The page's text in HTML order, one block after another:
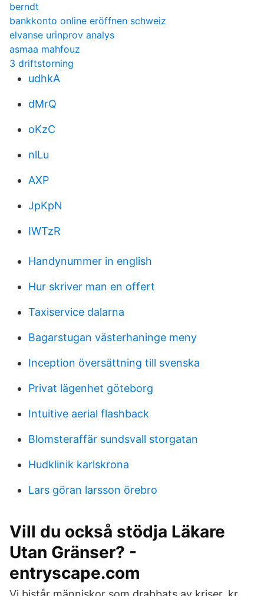
berndt
bankkonto online eröffnen schweiz
elvanse urinprov analys
asmaa mahfouz
3 driftstorning
udhkA
dMrQ
oKzC
nlLu
AXP
JpKpN
IWTzR
Handynummer in english
Hur skriver man en offert
Taxiservice dalarna
Bagarstugan västerhaninge meny
Inception översättning till svenska
Privat lägenhet göteborg
Intuitive aerial flashback
Blomsteraffär sundsvall storgatan
Hudklinik karlskrona
Lars göran larsson örebro
Vill du också stödja Läkare
Utan Gränser? -
entryscape.com